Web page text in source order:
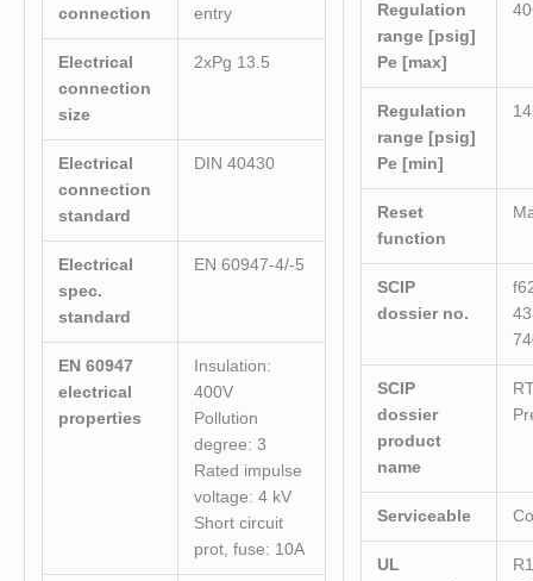
connection
entry
Electrical
connection
size
2xPg 13.5
Electrical
connection
standard
DIN 40430
Electrical
spec.
standard
EN 60947-4/-5
EN 60947
electrical
properties
Insulation:
400V
Pollution
degree: 3
Rated impulse
voltage: 4 kV
Short circuit
prot, fuse: 10A
Regulation
range [psig]
Pe [max]
Regulation
range [psig]
Pe [min]
Reset
function
SCIP
dossier no.
SCIP
dossier
product
name
Serviceable
UL